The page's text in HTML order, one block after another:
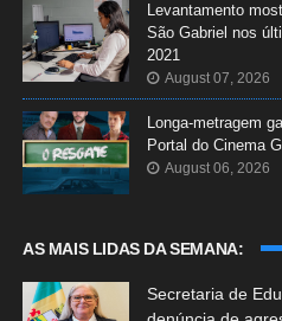
Levantamento
São Gabriel nos
2021
August 07, 2026
Longa-metragem
Portal do Cinema
August 06, 2026
AS MAIS LIDAS DA SEMANA:
Secretaria de